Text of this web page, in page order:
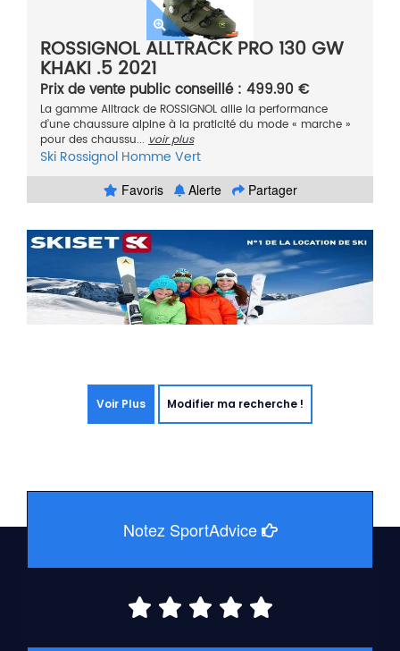
ROSSIGNOL ALLTRACK PRO 130 GW
KHAKI .5 2021
Prix de vente public conseillé : 499.90 €
La gamme Alltrack de ROSSIGNOL allie la performance
d’une chaussure alpine à la praticité du mode « marche »
pour des chaussu... voir plus
Ski Rossignol Homme Vert
Favoris Alerte Partager
Voir Plus Modifier ma recherche !
Notez SportAdvice